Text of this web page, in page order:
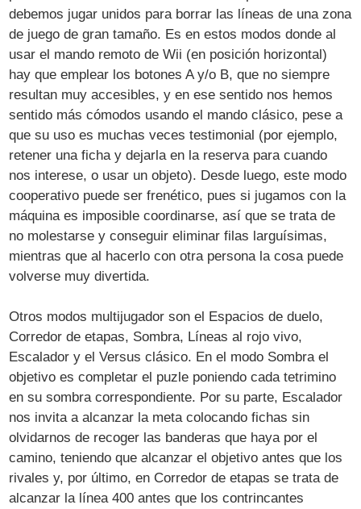
debemos jugar unidos para borrar las líneas de una zona
de juego de gran tamaño. Es en estos modos donde al
usar el mando remoto de Wii (en posición horizontal)
hay que emplear los botones A y/o B, que no siempre
resultan muy accesibles, y en ese sentido nos hemos
sentido más cómodos usando el mando clásico, pese a
que su uso es muchas veces testimonial (por ejemplo,
retener una ficha y dejarla en la reserva para cuando
nos interese, o usar un objeto). Desde luego, este modo
cooperativo puede ser frenético, pues si jugamos con la
máquina es imposible coordinarse, así que se trata de
no molestarse y conseguir eliminar filas larguísimas,
mientras que al hacerlo con otra persona la cosa puede
volverse muy divertida.
Otros modos multijugador son el Espacios de duelo,
Corredor de etapas, Sombra, Líneas al rojo vivo,
Escalador y el Versus clásico. En el modo Sombra el
objetivo es completar el puzle poniendo cada tetrimino
en su sombra correspondiente. Por su parte, Escalador
nos invita a alcanzar la meta colocando fichas sin
olvidarnos de recoger las banderas que haya por el
camino, teniendo que alcanzar el objetivo antes que los
rivales y, por último, en Corredor de etapas se trata de
alcanzar la línea 400 antes que los contrincantes